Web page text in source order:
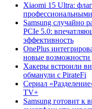
Xiaomi 15 Ultra:
Samsung случайно
PCIe 5.0:
эффективность
OnePlus
новые возможности
Хакеры встроили
обманули с PirateFi
Сериал
TV+
Samsung готовит к